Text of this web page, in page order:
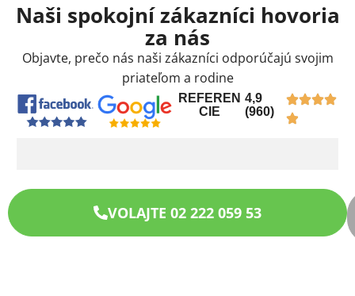
Naši spokojní zákazníci hovoria
za nás
Objavte, prečo nás naši zákazníci odporúčajú svojim
priateľom a rodine
REFEREN
CIE
4,9
(960)
VOLAJTE 02 222 059 53